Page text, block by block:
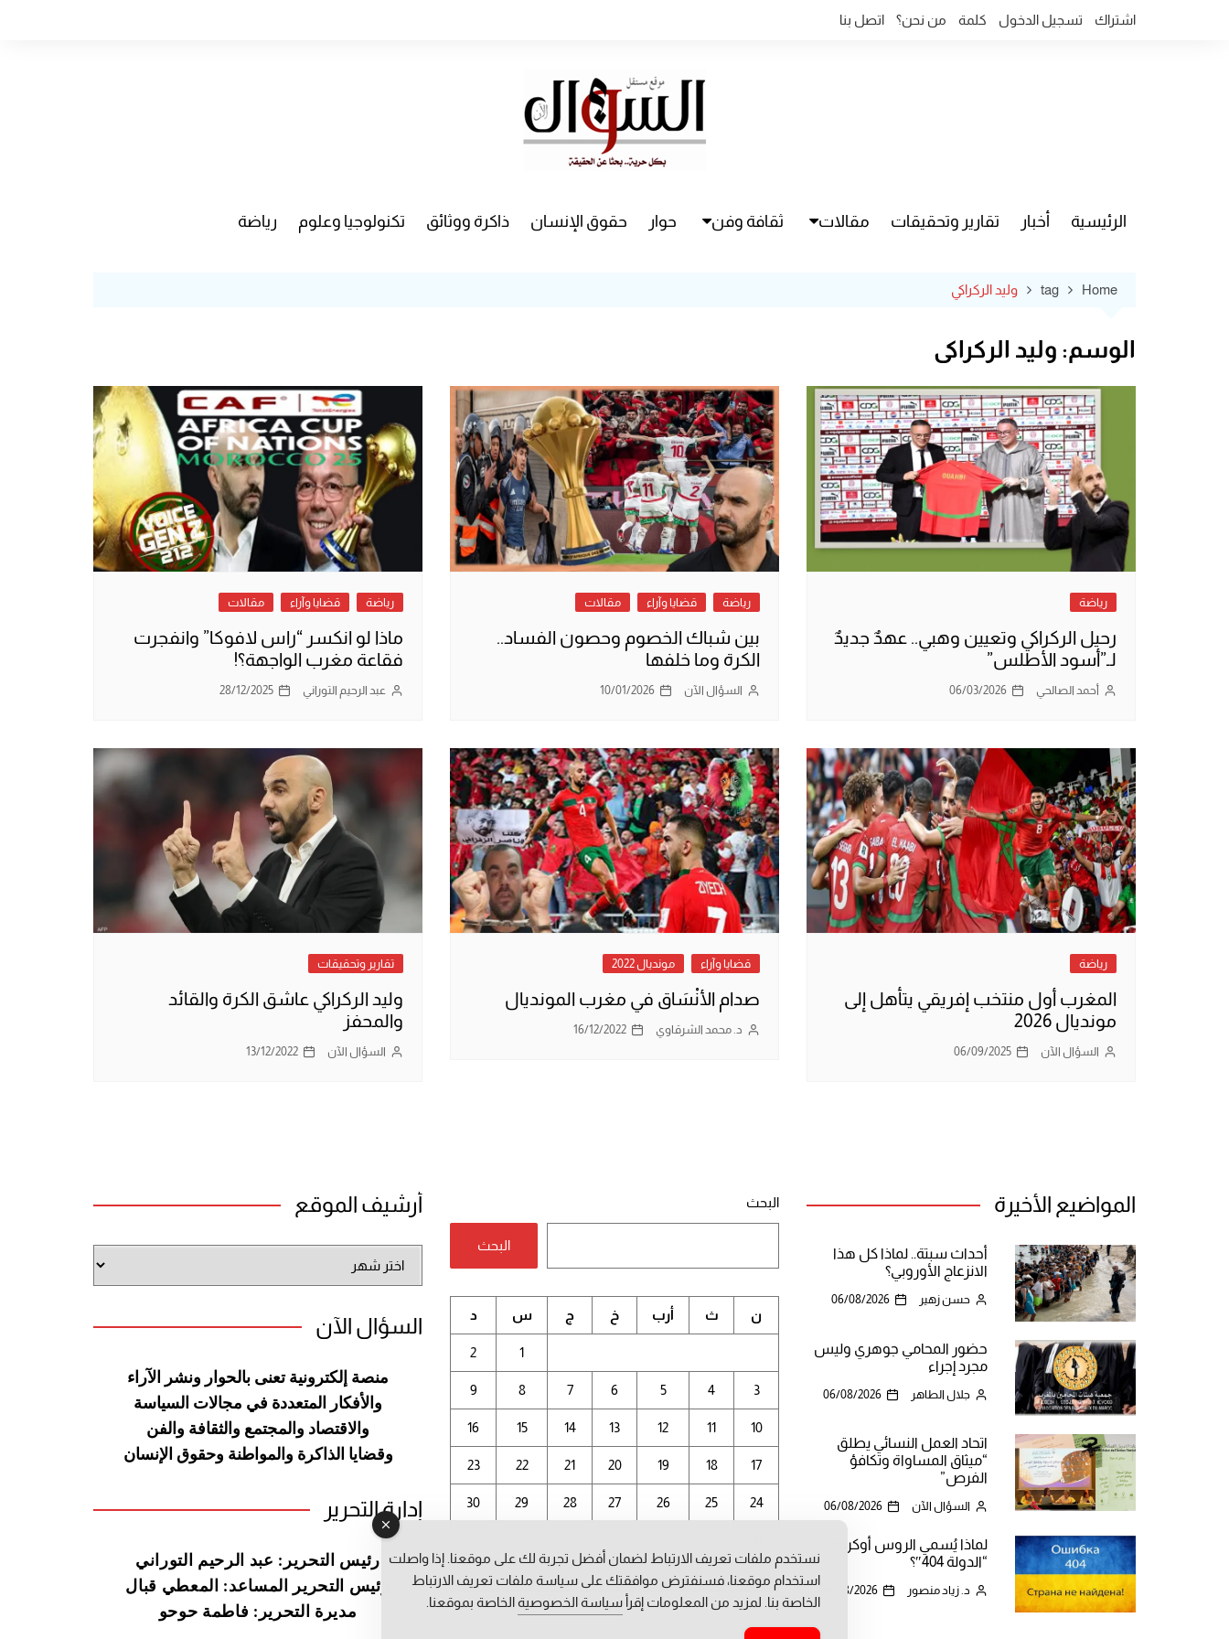
اشتراك تسجيل الدخول كلمة من نحن؟ اتصل بنا
الرئيسية أخبار تقارير وتحقيقات مقالات ثقافة وفن حوار حقوق الإنسان ذاكرة ووثائق تكنولوجيا وعلوم رياضة
Home
tag وليد الركراكي
الوسم: وليد الركراكي
رياضة
رحيل الركراكي وتعيين وهبي.. عهدٌ جديدٌ
لـ”أسود الأطلس”
أحمد الصالحي 06/03/2026
رياضة قضايا وآراء مقالات
بين شباك الخصوم وحصون الفساد..
الكرة وما خلفها
السؤال الآن 10/01/2026
رياضة قضايا وآراء مقالات
ماذا لو انكسر “راس لافوكا” وانفجرت
فقاعة مغرب الواجهة؟!
عبد الرحيم التوراني 28/12/2025
رياضة
المغرب أول منتخب إفريقي يتأهل إلى
مونديال 2026
السؤال الآن 06/09/2025
قضايا وآراء مونديال 2022
صدام الأنْسَاق في مغرب المونديال
د. محمد الشرقاوي 16/12/2022
تقارير وتحقيقات
وليد الركراكي عاشق الكرة والقائد
والمحفز
السؤال الآن 13/12/2022
المواضيع الأخيرة
أحداث سبتة.. لماذا كل هذا
الانزعاج الأوروبي؟
حسن زهير 06/08/2026
حضور المحامي جوهري وليس
مجرد إجراء
جلال الطاهر 06/08/2026
اتحاد العمل النسائي يطلق
“ميثاق المساواة وتكافؤ
الفرص”
السؤال الآن 06/08/2026
لماذا يُسمي الروس أوكرانيا
“الدولة 404″؟
د. زياد منصور 06/08/2026
البحث
البحث
أغسطس 2026
ن ث أرب خ ج س د
1
2
3
4
5
6
7
8
9
10
11
12
13
14
15
16
17
18
19
20
21
22
23
24
25
26
27
28
29
30
« يوليو
أرشيف الموقع
الموقع
السؤال الآن
منصة إلكترونية تعنى بالحوار ونشر الآراء
والأفكار المتعددة في مجالات السياسة
والاقتصاد والمجتمع والثقافة والفن
وقضايا الذاكرة والمواطنة وحقوق الإنسان
إدارة التحرير
رئيس التحرير: عبد الرحيم التوراني
رئيس التحرير المساعد: المعطي قبال
مديرة التحرير: فاطمة حوحو
نستخدم ملفات تعريف الارتباط لضمان أفضل تجربة لك على موقعنا. إذا واصلت
استخدام موقعنا، فسنفترض موافقتك على سياسة ملفات تعريف الارتباط
الخاصة بنا. لمزيد من المعلومات إقرأ سياسة الخصوصيةالخاصة بموقعنا.